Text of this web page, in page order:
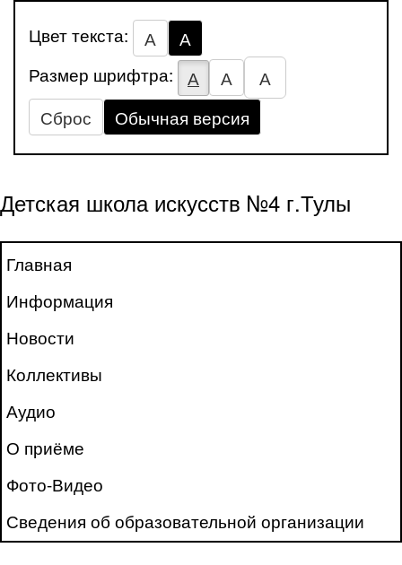
Цвет текста: А
А
Размер шрифтра:
А А
А
Сброс
Обычная версия
Детская школа искусств №4 г.Тулы
Главная
Информация
Новости
Коллективы
Аудио
О приёме
Фото-Видео
Сведения об образовательной организации